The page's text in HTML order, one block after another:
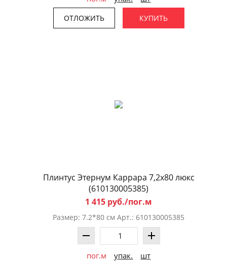
ОТЛОЖИТЬ КУПИТЬ
Плинтус Этернум Каррара 7,2x80 люкс
(610130005385)
1 415 руб./пог.м
Размер: 7.2*80 см Арт.: 610130005385
пог.м упак. шт